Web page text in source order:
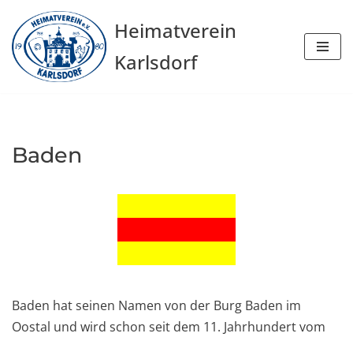
Zum
Inhalt
springen
Heimatverein
Karlsdorf
Baden
Baden hat seinen Namen von der Burg Baden im
Oostal und wird schon seit dem 11. Jahrhundert vom